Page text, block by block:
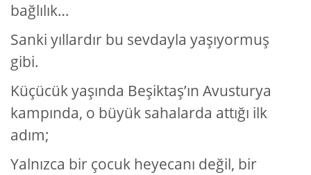
bağlılık…
Sanki yıllardır bu sevdayla yaşıyormuş
gibi.
Küçücük yaşında Beşiktaş’ın Avusturya
kampında, o büyük sahalarda attığı ilk
adım;
Yalnızca bir çocuk heyecanı değil, bir